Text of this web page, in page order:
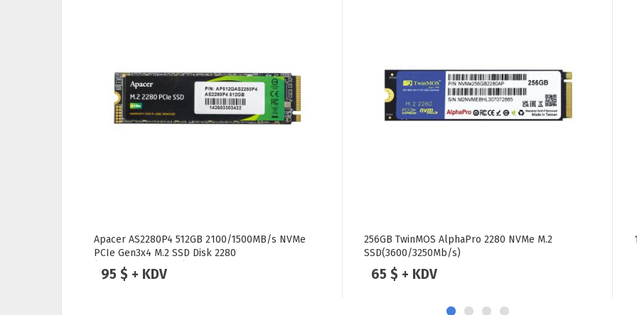
Apacer AS2280P4 512GB 2100/1500MB/s NVMe
PCIe Gen3x4 M.2 SSD Disk 2280
(AP512GAS2280P4-1)
95 $ + KDV
256GB TwinMOS AlphaPro 2280 NVMe M.2
SSD(3600/3250Mb/s)
65 $ + KDV